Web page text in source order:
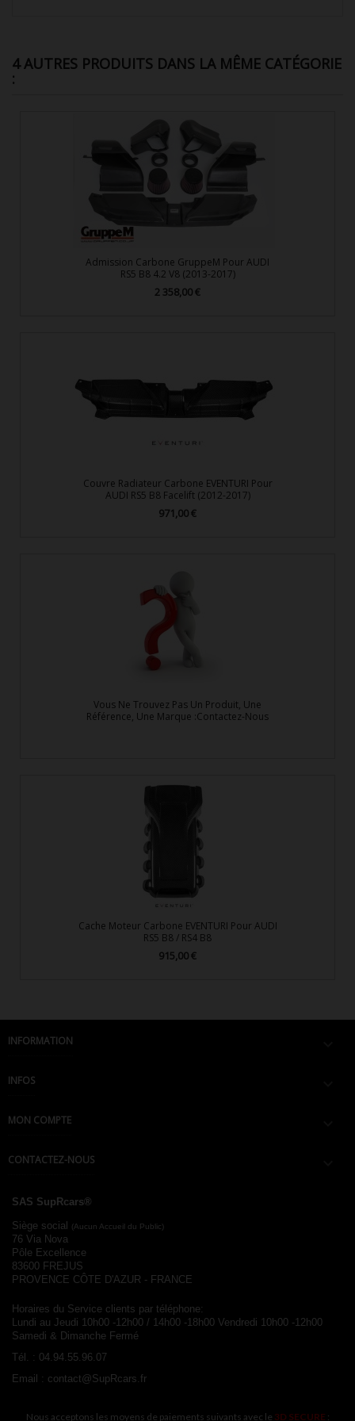
4 AUTRES PRODUITS DANS LA MÊME CATÉGORIE
:
Admission Carbone GruppeM Pour AUDI
RS5 B8 4.2 V8 (2013-2017)
Prix
2 358,00 €
Couvre Radiateur Carbone EVENTURI Pour
AUDI RS5 B8 Facelift (2012-2017)
Prix
971,00 €
Vous Ne Trouvez Pas Un Produit, Une
Référence, Une Marque :Contactez-Nous
Cache Moteur Carbone EVENTURI Pour AUDI
RS5 B8 / RS4 B8
Prix
915,00 €
INFORMATION
INFOS
MON COMPTE
CONTACTEZ-NOUS
SAS SupRcars®
Siège social
(Aucun Accueil du Public)
76 Via Nova
Pôle Excellence
83600 FREJUS
PROVENCE CÔTE D'AZUR - FRANCE
Horaires du Service clients par téléphone:
Lundi au Jeudi 10h00 -12h00 / 14h00 -18h00 Vendredi 10h00 -12h00
Samedi & Dimanche Fermé
Tél. : 04.94.55.96.07
Email : contact@SupRcars.fr
Nous acceptons les moyens de paiements suivants avec le 3D SECURE :